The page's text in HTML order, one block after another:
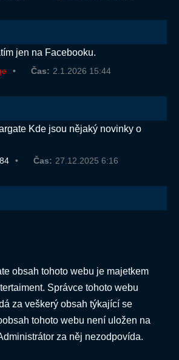
jen na Facebooku.
Čas: 2.1.2026 15:44
Kde jsou nějaký novinky o
Čas: 27.12.2025 6:16
obsah tohoto webu je majetkem
Správce tohoto webu
za veškerý obsah týkající se
tohoto webu není uložen na
za něj nezodpovída.